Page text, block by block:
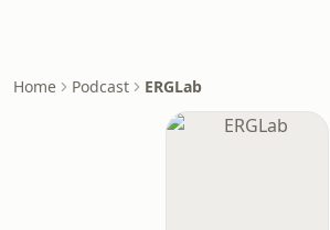
Home Podcast ERGLab